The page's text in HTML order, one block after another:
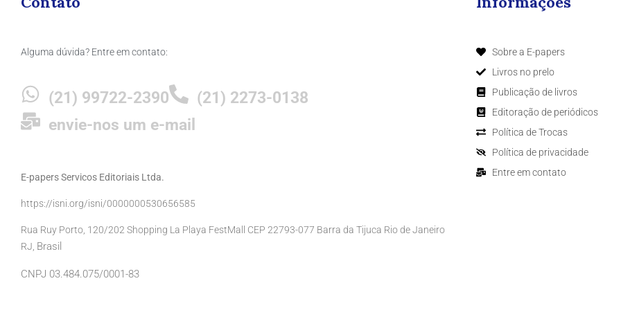
Alguma dúvida? Entre em contato:
(21) 99722-2390
(21) 2273-0138
envie-nos um e-mail
E-papers Servicos Editoriais Ltda.
https://isni.org/isni/0000000530656585
Rua Ruy Porto, 120/202 Shopping La Playa FestMall CEP 22793-077 Barra da Tijuca Rio de Janeiro
RJ, Brasil
CNPJ 03.484.075/0001-83
Sobre a E-papers
Livros no prelo
Publicação de livros
Editoração de periódicos
Política de Trocas
Política de privacidade
Entre em contato